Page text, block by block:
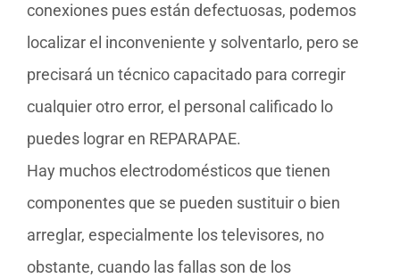
conexiones pues están defectuosas, podemos
localizar el inconveniente y solventarlo, pero se
precisará un técnico capacitado para corregir
cualquier otro error, el personal calificado lo
puedes lograr en REPARAPAE.
Hay muchos electrodomésticos que tienen
componentes que se pueden sustituir o bien
arreglar, especialmente los televisores, no
obstante, cuando las fallas son de los